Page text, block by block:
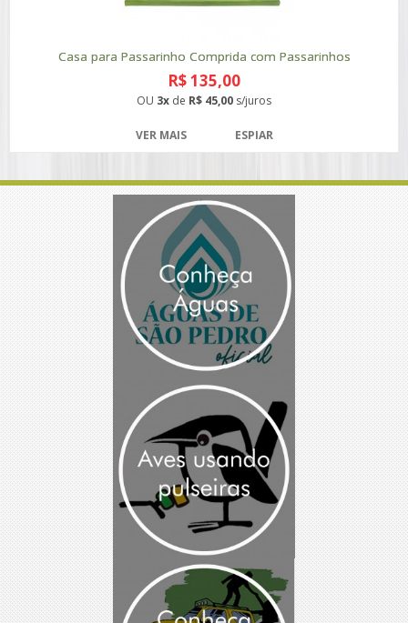
Casa para Passarinho Comprida com Passarinhos
R$ 135,00
OU 3x de R$ 45,00 s/juros
VER MAIS ESPIAR